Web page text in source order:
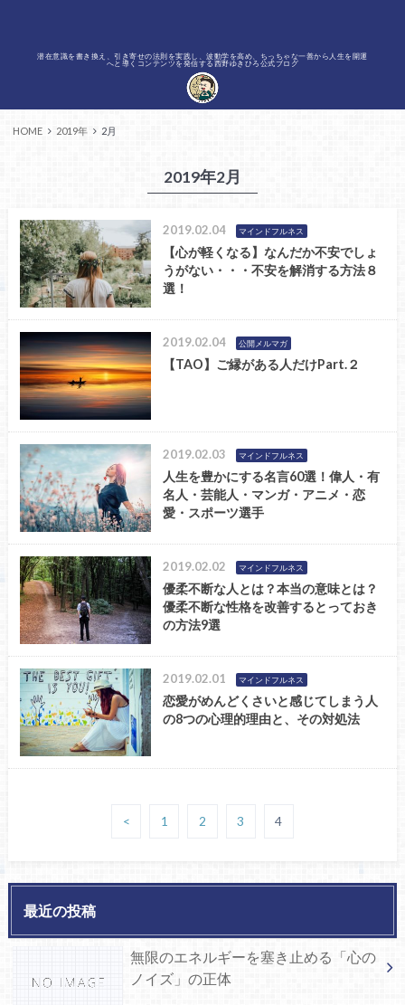
潜在意識を書き換え、引き寄せの法則を実践し、波動学を高め、ちっちゃな一善から人生を開運
へと導くコンテンツを発信する西野ゆきひろ公式ブログ
HOME 2019年 2月
2019年2月
2019.02.04 マインドフルネス
【心が軽くなる】なんだか不安でしょ
うがない・・・不安を解消する方法８
選！
2019.02.04 公開メルマガ
【TAO】ご縁がある人だけPart.２
2019.02.03 マインドフルネス
人生を豊かにする名言60選！偉人・有
名人・芸能人・マンガ・アニメ・恋
愛・スポーツ選手
2019.02.02 マインドフルネス
優柔不断な人とは？本当の意味とは？
優柔不断な性格を改善するとっておき
の方法9選
2019.02.01 マインドフルネス
恋愛がめんどくさいと感じてしまう人
の8つの心理的理由と、その対処法
< 1 2 3 4
最近の投稿
無限のエネルギーを塞き止める「心の
ノイズ」の正体